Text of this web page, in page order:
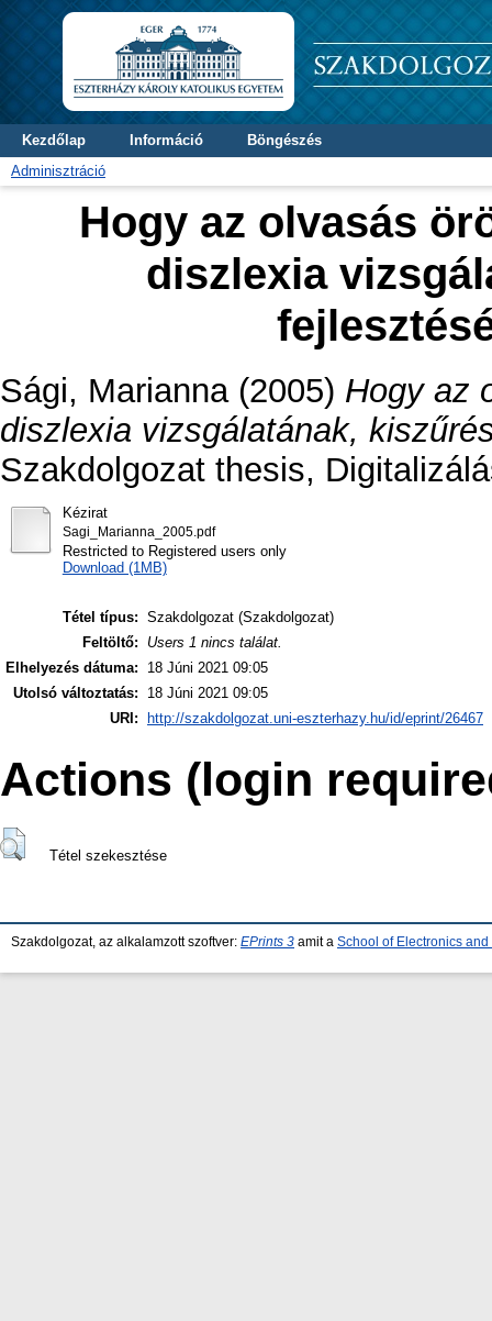
Kezdőlap Információ
Böngészés
Adminisztráció
Hogy az olvasás
diszlexia
Sági, Marianna(2005) Hogy az
diszlexia vizsgálatának,
Szakdolgozat thesis,
Kézirat
Sagi_Marianna_2005.pdf
Restricted to Registered users only
Download (1MB)
Tétel típus: Szakdolgozat (Szakdolgozat)
Feltöltő:
Users 1 nincs találat.
Elhelyezés dátuma:
18 Júni 2021 09:05
Utolsó változtatás:
18 Júni 2021 09:05
URI:
http://szakdolgozat.uni-eszterhazy.hu/id/eprint/26467
Actions (login
Tétel szekesztése
Szakdolgozat, az alkalamzott szoftver: EPrints 3 amit a School of Electronics